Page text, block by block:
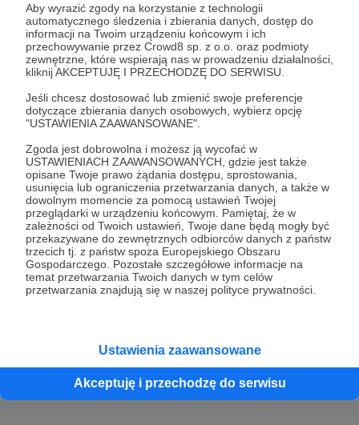
Aby wyrazić zgody na korzystanie z technologii
automatycznego śledzenia i zbierania danych, dostęp do
informacji na Twoim urządzeniu końcowym i ich
przechowywanie przez Crowd8 sp. z o.o. oraz podmioty
zewnętrzne, które wspierają nas w prowadzeniu działalności,
kliknij AKCEPTUJĘ I PRZECHODZĘ DO SERWISU.
Jeśli chcesz dostosować lub zmienić swoje preferencje
dotyczące zbierania danych osobowych, wybierz opcję
"USTAWIENIA ZAAWANSOWANE".
Zgoda jest dobrowolna i możesz ją wycofać w
USTAWIENIACH ZAAWANSOWANYCH, gdzie jest także
opisane Twoje prawo żądania dostępu, sprostowania,
usunięcia lub ograniczenia przetwarzania danych, a także w
dowolnym momencie za pomocą ustawień Twojej
przeglądarki w urządzeniu końcowym. Pamiętaj, że w
zależności od Twoich ustawień, Twoje dane będą mogły być
przekazywane do zewnętrznych odbiorców danych z państw
trzecich tj. z państw spoza Europejskiego Obszaru
Gospodarczego. Pozostałe szczegółowe informacje na
temat przetwarzania Twoich danych w tym celów
przetwarzania znajdują się w naszej polityce prywatności.
Ustawienia zaawansowane
Akceptuję i przechodzę do serwisu
19.07.2023 Brak komentarzy
Uwaga: Przerwa urlopowa! Sierpień
Wrzucam post informacyjny o urlopie, w którym to czasie
mogę być mniej dostępny (choć pewnie nie całkowicie!).
Wiecie.. Każdy czasem musi dać sobie spokój z wykresami
:)
NVT Patroni Webinar Zamknięty Urlop